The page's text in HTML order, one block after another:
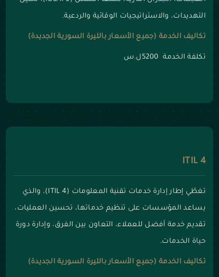
التهديدات، والاستراتيجيات الوقائية والردعية.
تكاليف الخدمة (جميع الأسعار بالليرة السورية الجديدة)
تكلفة الخدمة 5200ل.س
ITIL 4
تغطّي إطار إدارة خدمات تقنية المعلومات (ITIL 4)، والذي
يساعد المؤسسات على تنظيم خدماتها، تحسين العمليات،
تقديم خدمة أفضل للعملاء، التعاون بين الفرق، وإدارة دورة
حياة الخدمات.
تكاليف الخدمة (جميع الأسعار بالليرة السورية الجديدة)